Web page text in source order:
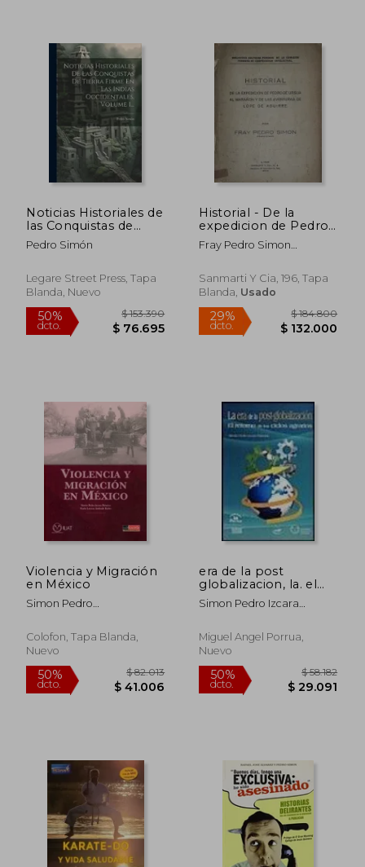
dcto. $ 58.224
50%
50% 50%
dcto.
Noticias Historiales de
las Conquistas de
Tierra Firme en las
Indias Occidentales,
Pedro Simón
Legare Street Press, Tapa
Blanda, Nuevo
Historial - De la
expedicion de Pedro
de Ursua al marañon
y de las aventuras de
Fray Pedro Simon
Sanmarti Y Cia, 196, Tapa
Blanda, Usado
Violencia y Migración
en México
Simon Pedro
Colofon, Tapa Blanda,
Nuevo
era de la post
globalizacion, la. el
retorno de los ciclos
agrarios
Simon Pedro Izcara
Miguel Angel Porrua,
Nuevo